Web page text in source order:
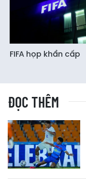
FIFA họp khẩn cấp
ĐỌC THÊM